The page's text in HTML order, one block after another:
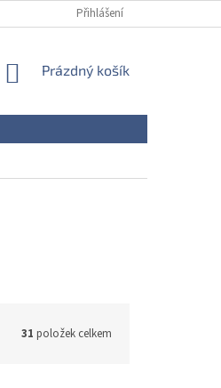
Přihlášení
NÁKUPNÍ
Prázdný košík
31 položek celkem